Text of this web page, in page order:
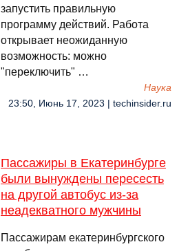
запустить правильную
программу действий. Работа
открывает неожиданную
возможность: можно
"переключить" …
Наука
23:50, Июнь 17, 2023 | techinsider.ru
Пассажиры в Екатеринбурге
были вынуждены пересесть
на другой автобус из-за
неадекватного мужчины
Пассажирам екатеринбургского